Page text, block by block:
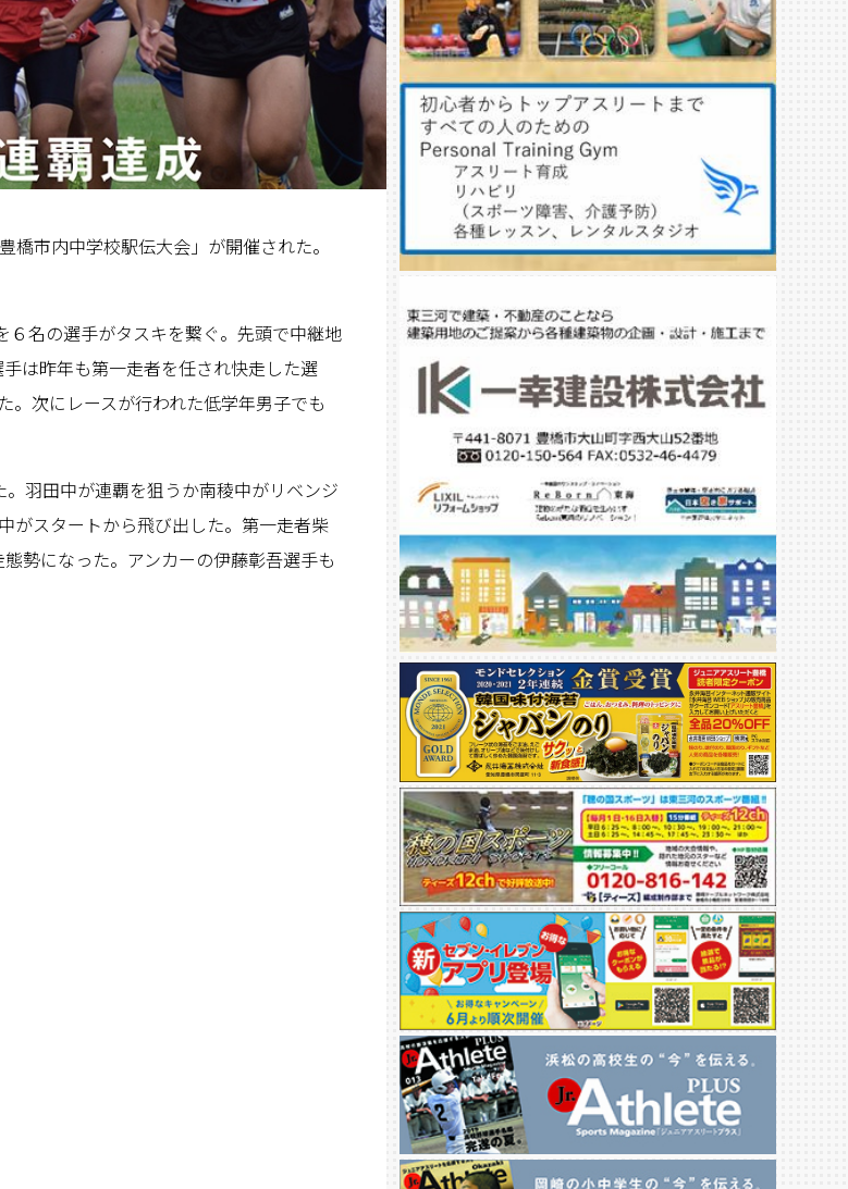
市内中学校駅伝大会」が開催された。
名の選手がタスキを繋ぐ。先頭で中継地
は昨年も第一走者を任され快走した選
。次にレースが行われた低学年男子でも
羽田中が連覇を狙うか南稜中がリベンジ
がスタートから飛び出した。第一走者柴
勢になった。アンカーの伊藤彰吾選手も